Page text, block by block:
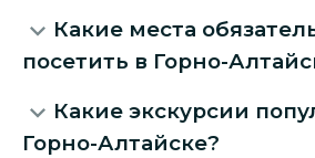
Какие места
посетить в Горно-
Какие экскурсии
Горно-Алтайске?